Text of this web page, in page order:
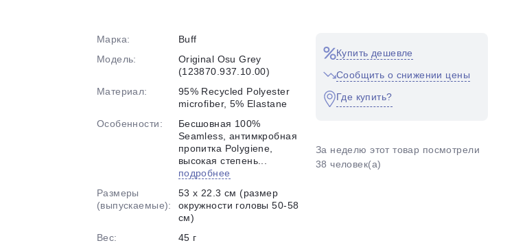
Марка:
Buff
Модель:
Original Osu Grey
(123870.937.10.00)
Материал:
95% Recycled Polyester
microfiber, 5% Elastane
Особенности:
Бесшовная 100%
Seamless, антимкробная
пропитка Polygiene,
высокая степень...
подробнее
Размеры
(выпускаемые):
53 х 22.3 см (размер
окружности головы 50-58
см)
Вес:
45 г
Купить дешевле
Сообщить о снижении цены
Где купить?
За неделю этот товар посмотрели
38 человек(а)